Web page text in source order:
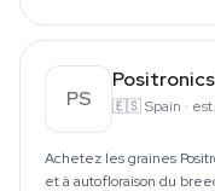
PS 🇪🇸Spain ·
Achetez les graines
et à autofloraison du